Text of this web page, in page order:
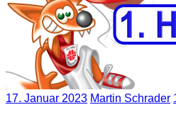
17. Januar 2023 Martin Schrader